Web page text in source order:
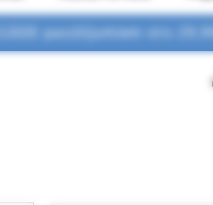
pasūtījumiem virs